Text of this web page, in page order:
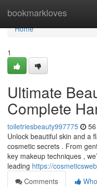
bookmarkloves
Home
Home
1
Ultimate
Complete
toiletriesbeauty997775
Unlock beautiful skin and a
cosmetic secrets . From
key makeup techniques ,
leading https://
Comments